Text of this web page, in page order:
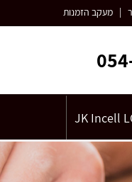
| מעקב הזמנות
JK Incell